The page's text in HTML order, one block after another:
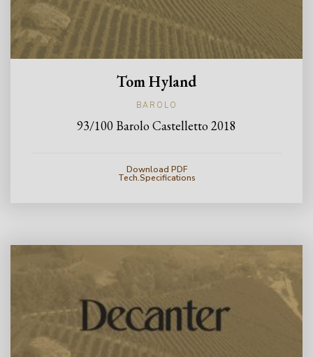
Tom Hyland
BAROLO
93/100 Barolo Castelletto 2018
Download PDF
Tech.Specifications